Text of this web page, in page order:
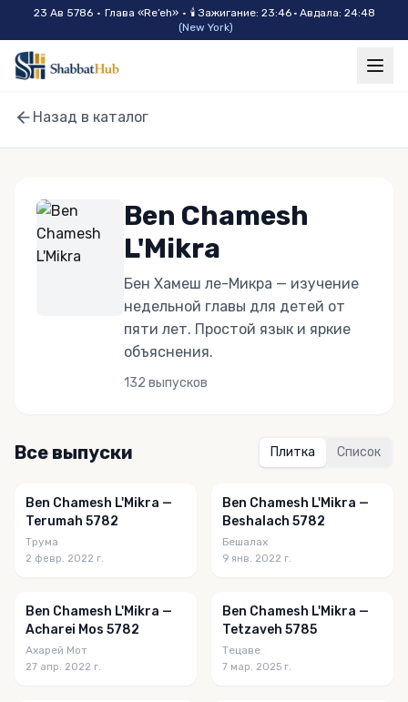
Skip to main content
23 Ав 5786 • Глава «Re’eh» • 🕯 Зажигание: 23:46 · Авдала: 24:48
(New York)
Назад в каталог
Ben Chamesh
L'Mikra
Бен Хамеш ле-Микра — изучение
недельной главы для детей от
пяти лет. Простой язык и яркие
объяснения.
132 выпусков
Все выпуски Плитка Список
Ben Chamesh L'Mikra —
Terumah 5782
Трума
2 февр. 2022 г.
Ben Chamesh L'Mikra —
Beshalach 5782
Бешалах
9 янв. 2022 г.
Ben Chamesh L'Mikra —
Acharei Mos 5782
Ахарей Мот
27 апр. 2022 г.
Ben Chamesh L'Mikra —
Tetzaveh 5785
Тецаве
7 мар. 2025 г.